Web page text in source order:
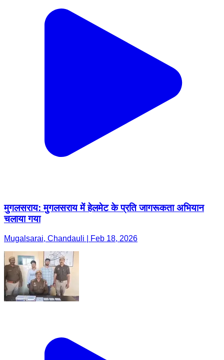
मुगलसराय: मुगलसराय में हेलमेट के प्रति जागरूकता अभियान
चलाया गया
Mugalsarai, Chandauli | Feb 18, 2026